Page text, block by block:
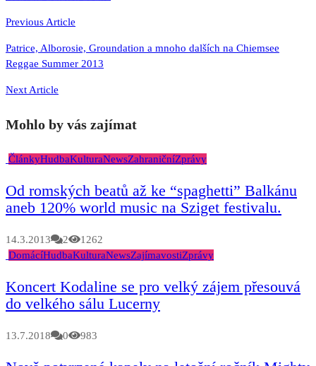
příspěvek
Previous Article
Patrice, Alborosie, Groundation a mnoho dalších na Chiemsee
Reggae Summer 2013
Next Article
Mohlo by vás zajímat
ČlánkyHudbaKulturaNewsZahraničníZprávy
Od romských beatů až ke “spaghetti” Balkánu
aneb 120% world music na Sziget festivalu.
14.3.2013 2
1262
DomácíHudbaKulturaNewsZajímavostiZprávy
Koncert Kodaline se pro velký zájem přesouvá
do velkého sálu Lucerny
13.7.2018 0 983